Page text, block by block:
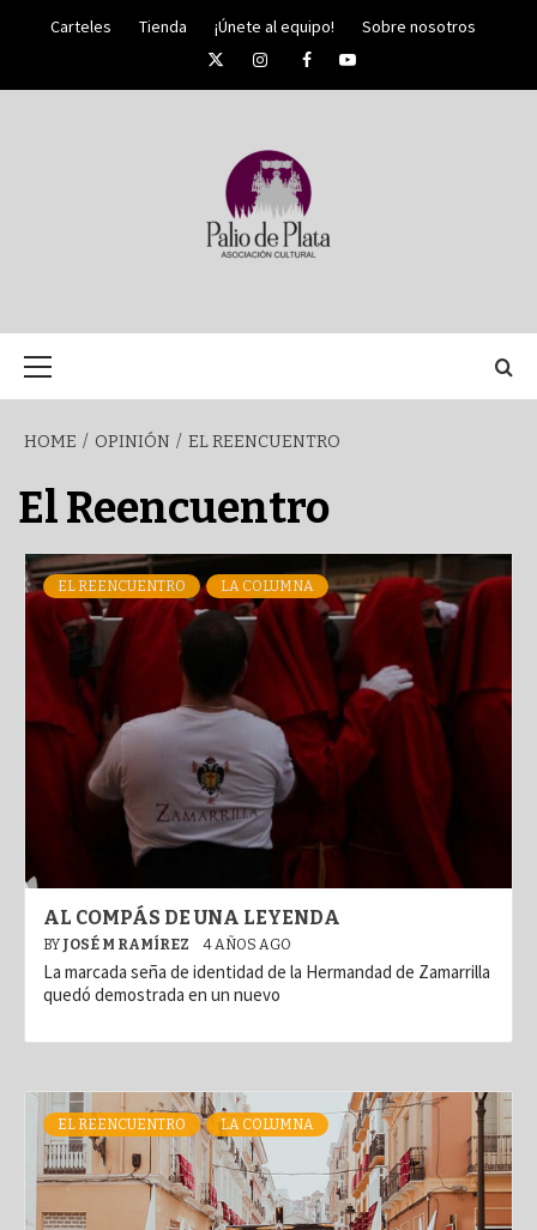
Carteles Tienda ¡Únete al equipo!
Sobre nosotros
TwitterInstagramFacebookYouTube
SEMANA
SANTA DE
MÁLAGA
HOME OPINIÓN EL REENCUENTRO
El Reencuentro
EL REENCUENTRO LA COLUMNA
AL COMPÁS DE UNA LEYENDA
BY JOSÉ M RAMÍREZ 4 AÑOS AGO
La marcada seña de identidad de la Hermandad de Zamarrilla
quedó demostrada en un nuevo
EL REENCUENTRO LA COLUMNA